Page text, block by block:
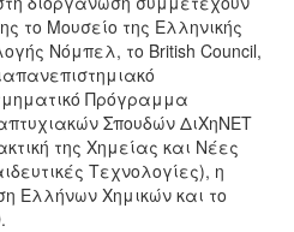
το Μουσείο της Ελληνικής
Νόμπελ, το British Council,
Πρόγραμμα
Σπουδών ΔιΧηΝΕΤ
της Χημείας και Νέες
Τεχνολογίες), η
Ελλήνων Χημικών και το